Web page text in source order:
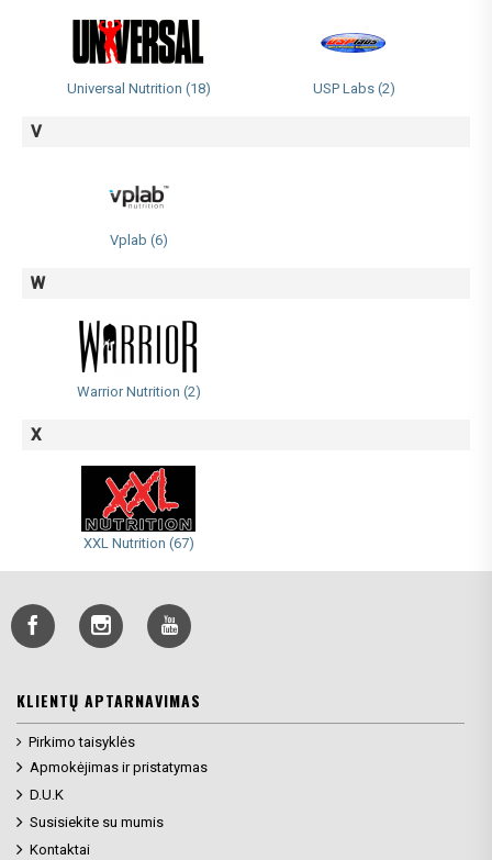
Universal Nutrition (18) USP Labs (2)
V
Vplab (6)
W
Warrior Nutrition (2)
X
XXL Nutrition (67)
KLIENTŲ APTARNAVIMAS
Pirkimo taisyklės
Apmokėjimas ir pristatymas
D.U.K
Susisiekite su mumis
Kontaktai